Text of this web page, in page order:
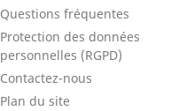
Questions fréquentes
Protection des données
personnelles (RGPD)
Contactez-nous
Plan du site